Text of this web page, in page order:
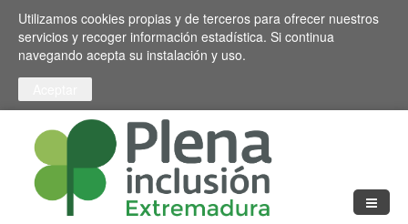
Pasar al contenido principal
Toggle high contrast
Utilizamos cookies propias y de terceros para ofrecer nuestros
servicios y recoger información estadística. Si continua
navegando acepta su instalación y uso.